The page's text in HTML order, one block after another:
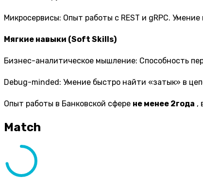
Микросервисы: Опыт работы с REST и gRPC.
Мягкие навыки (Soft Skills)
Бизнес-аналитическое мышление: Способность
Debug-minded: Умение быстро найти «затык» в
Опыт работы в Банковской сфере не менее 2года ,
Match